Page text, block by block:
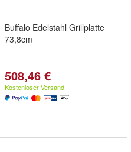
Buffalo Edelstahl Grillplatte
73,8cm
508,46 €
Kostenloser Versand